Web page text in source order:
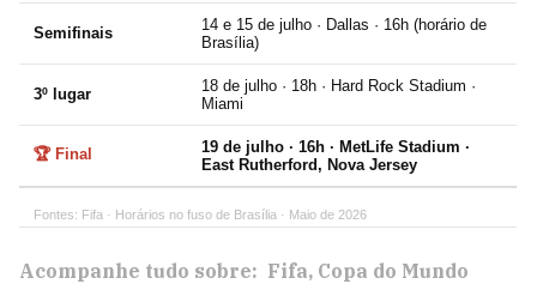
Semifinais
14 e 15 de julho · Dallas · 16h (horário de
Brasília)
3º lugar
18 de julho · 18h · Hard Rock Stadium ·
Miami
🏆 Final
19 de julho · 16h · MetLife Stadium ·
East Rutherford, Nova Jersey
Fontes: Fifa · Horários no fuso de Brasília · Maio de 2026
Acompanhe tudo sobre: Fifa Copa do Mundo